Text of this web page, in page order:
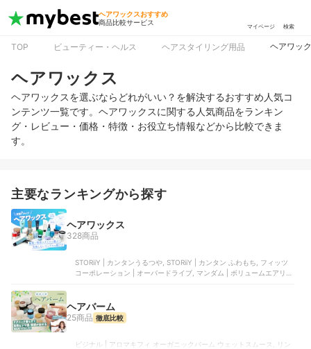
ヘアワックスおすすめ
商品比較サービス
マイページ 検索
TOP ビューティー・ヘルス ヘアスタイリング用品 ヘアワッ
ヘアワックス
ヘアワックスを選ぶならどれがいい？を解決するおすすめ人気コ
ンテンツ一覧です。ヘアワックスに関する人気商品をランキン
グ・レビュー・価格・特徴・お役立ち情報などから比較できま
す。
主要なランキングから探す
ヘアワックス
328商品
STORiiY | カンタンうるつや, STORiiY | カンタン ふわもち, フィッツ
コーポレーション | オーバードライブ, マンダム | ボリュームエアリー
ヘアバーム
25商品 徹底比較
ビジナル | アロマキフィ オーガニックバーム ウェットスムース, リン